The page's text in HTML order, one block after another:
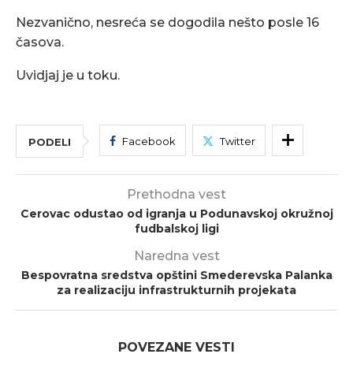
Nezvanično, nesreća se dogodila nešto posle 16
časova.
Uvidjaj je u toku.
PODELI Facebook Twitter
Prethodna vest
Cerovac odustao od igranja u Podunavskoj okružnoj
fudbalskoj ligi
Naredna vest
Bespovratna sredstva opštini Smederevska Palanka
za realizaciju infrastrukturnih projekata
POVEZANE VESTI